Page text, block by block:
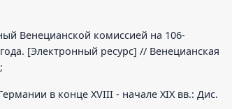
Венецианской комиссией на 106-
[Электронный ресурс] // Венецианская
в конце XVIII - начале XIX вв.: Дис.